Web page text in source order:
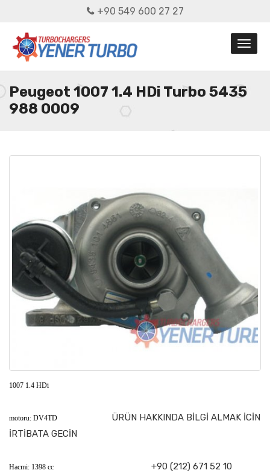
+90 549 600 27 27
Peugeot 1007 1.4 HDi Turbo 5435
988 0009
1007 1.4 HDi
motoru: DV4TD ÜRÜN HAKKINDA BİLGİ ALMAK İCİN
İRTİBATA GECİN
Hacmi: 1398 cc +90 (212) 671 52 10